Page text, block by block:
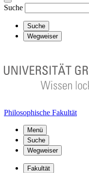
Suche
Suche
Wegweiser
Philosophische Fakultät
Menü
Suche
Wegweiser
Fakultät